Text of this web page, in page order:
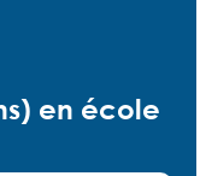
en école